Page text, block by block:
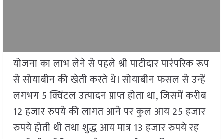
योजना का लाभ लेने से पहले श्री पाटीदार पारंपरिक रूप
से सोयाबीन की खेती करते थे। सोयाबीन फसल से उन्हें
लगभग 5 क्विंटल उत्पादन प्राप्त होता था, जिसमें करीब
12 हजार रुपये की लागत आने पर कुल आय 25 हजार
रुपये होती थी तथा शुद्ध आय मात्र 13 हजार रुपये रह